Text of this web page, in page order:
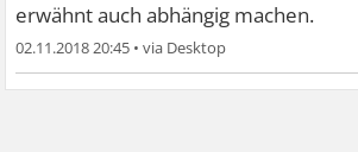
erwähnt auch abhängig machen.
02.11.2018 20:45 •